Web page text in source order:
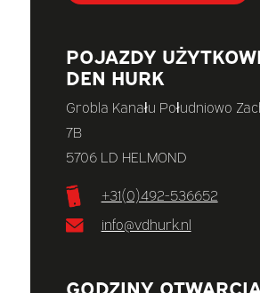
POJAZDY
DEN HURK
Grobla Kanału Południowo
7B
5706 LD HELMOND
+31(0)492-536652
info@vdhurk.nl
GODZINY